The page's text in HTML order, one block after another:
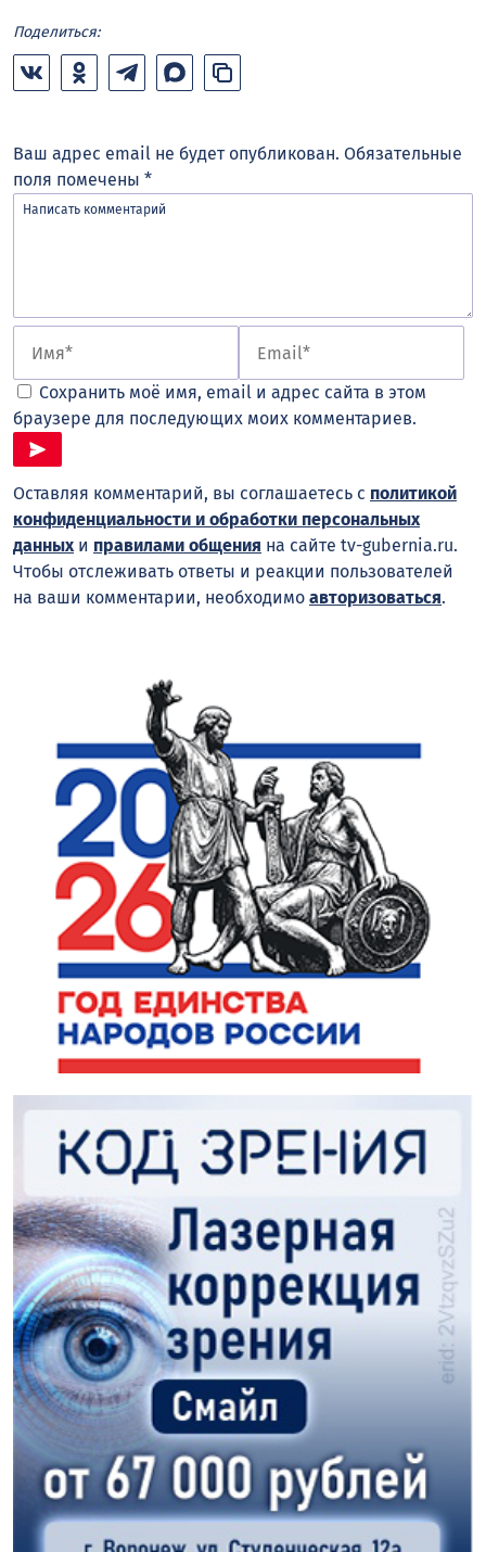
Поделиться:
Ваш адрес email не будет опубликован. Обязательные
поля помечены *
Сохранить моё имя, email и адрес сайта в этом
браузере для последующих моих комментариев.
Оставляя комментарий, вы соглашаетесь с политикой
конфиденциальности и обработки персональных
данныхи правилами общения на сайте tv-gubernia.ru.
Чтобы отслеживать ответы и реакции пользователей
на ваши комментарии, необходимо авторизоваться.